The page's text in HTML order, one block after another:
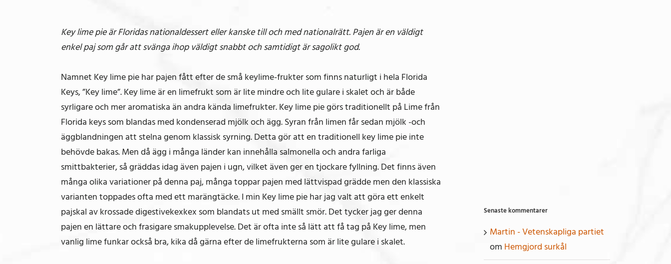
Key lime pie är Floridas nationaldessert eller kanske till och med nationalrätt. Pajen är en väldigt
enkel paj som går att svänga ihop väldigt snabbt och samtidigt är sagolikt god.
Namnet Key lime pie har pajen fått efter de små keylime-frukter som finns naturligt i hela Florida
Keys, ”Key lime”. Key lime är en limefrukt som är lite mindre och lite gulare i skalet och är både
syrligare och mer aromatiska än andra kända limefrukter. Key lime pie görs traditionellt på Lime från
Florida keys som blandas med kondenserad mjölk och ägg. Syran från limen får sedan mjölk -och
äggblandningen att stelna genom klassisk syrning. Detta gör att en traditionell key lime pie inte
behövde bakas. Men då ägg i många länder kan innehålla salmonella och andra farliga
smittbakterier, så gräddas idag även pajen i ugn, vilket även ger en tjockare fyllning. Det finns även
många olika variationer på denna paj, många toppar pajen med lättvispad grädde men den klassiska
varianten toppades ofta med ett marängtäcke. I min Key lime pie har jag valt att göra ett enkelt
pajskal av krossade digestivekexkex som blandats ut med smällt smör. Det tycker jag ger denna
pajen en lättare och frasigare smakupplevelse. Det är ofta inte så lätt att få tag på Key lime, men
vanlig lime funkar också bra, kika då gärna efter de limefrukterna som är lite gulare i skalet.
Senaste kommentarer
Martin - Vetenskapliga partiet
om Hemgjord surkål